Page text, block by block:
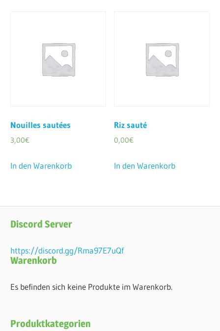
Nouilles sautées
3,00€
In den Warenkorb
Riz sauté
0,00€
In den Warenkorb
Discord Server
https://discord.gg/Rma97E7uQf
Warenkorb
Es befinden sich keine Produkte im Warenkorb.
Produktkategorien